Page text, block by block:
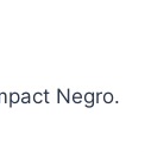
Negro.